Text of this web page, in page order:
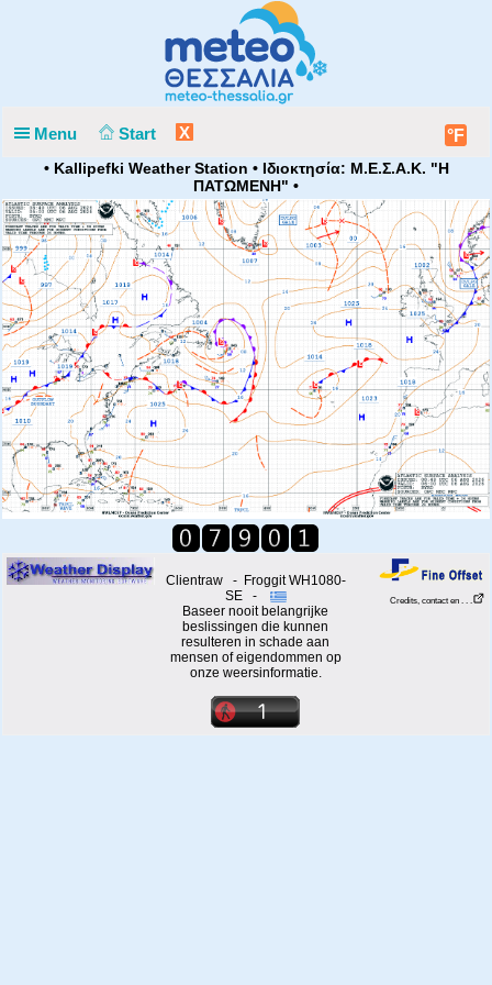
Menu Start X °F
• Kallipefki Weather Station • Ιδιοκτησία: Μ.Ε.Σ.Α.Κ. "Η
ΠΑΤΩΜΕΝΗ" •
Clientraw - Froggit WH1080-
SE -
Baseer nooit belangrijke
beslissingen die kunnen
resulteren in schade aan
mensen of eigendommen op
onze weersinformatie.
Credits, contact en . . .